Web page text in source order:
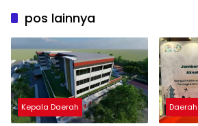
pos lainnya
Kepala Daerah Daerah